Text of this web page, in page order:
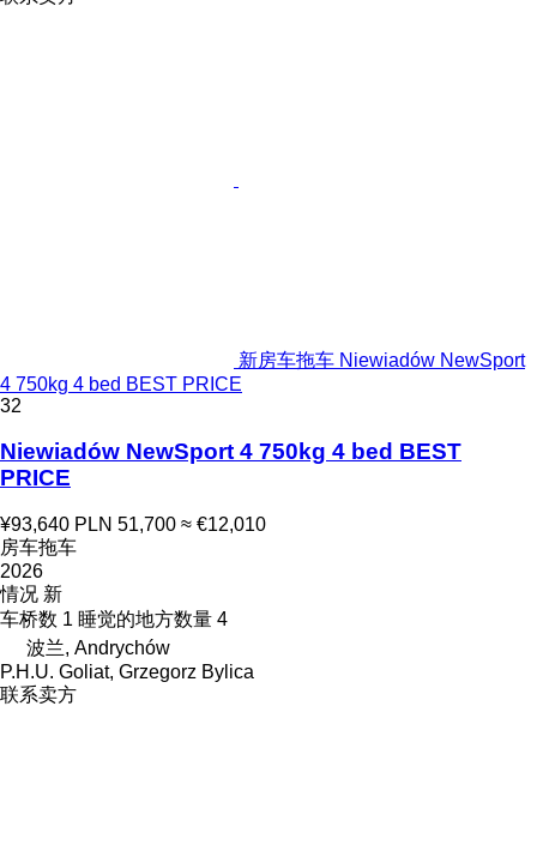
新房车拖车 Niewiadów NewSport
4 750kg 4 bed BEST PRICE
32
Niewiadów NewSport 4 750kg 4 bed BEST
PRICE
¥93,640 PLN 51,700 ≈ €12,010
房车拖车
2026
情况 新
车桥数 1 睡觉的地方数量 4
波兰, Andrychów
P.H.U. Goliat, Grzegorz Bylica
联系卖方